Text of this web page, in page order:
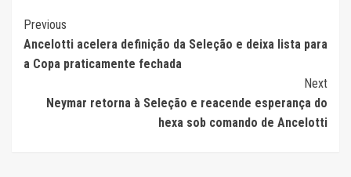
Continue
Reading
Previous
Ancelotti acelera definição da Seleção e deixa lista para
a Copa praticamente fechada
Next
Neymar retorna à Seleção e reacende esperança do
hexa sob comando de Ancelotti